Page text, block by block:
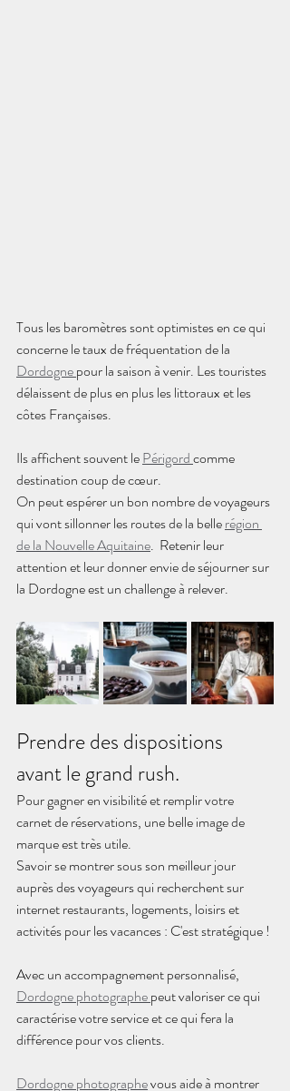
Tous les baromètres sont optimistes en ce qui
concerne le taux de fréquentation de la
Dordogne pour la saison à venir. Les touristes
délaissent de plus en plus les littoraux et les
côtes Françaises.
Ils affichent souvent le Périgord comme
destination coup de cœur.
On peut espérer un bon nombre de voyageurs
qui vont sillonner les routes de la belle région
de la Nouvelle Aquitaine.  Retenir leur
attention et leur donner envie de séjourner sur
la Dordogne est un challenge à relever.
Prendre des dispositions
avant le grand rush.
Pour gagner en visibilité et remplir votre
carnet de réservations, une belle image de
marque est très utile.
Savoir se montrer sous son meilleur jour
auprès des voyageurs qui recherchent sur
internet restaurants, logements, loisirs et
activités pour les vacances : C'est stratégique !
Avec un accompagnement personnalisé,
Dordogne photographe peut valoriser ce qui
caractérise votre service et ce qui fera la
différence pour vos clients.
Dordogne photographe vous aide à montrer